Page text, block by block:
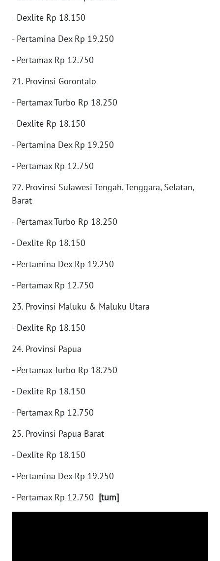
- Dexlite Rp 18.150
- Pertamina Dex Rp 19.250
- Pertamax Rp 12.750
21. Provinsi Gorontalo
- Pertamax Turbo Rp 18.250
- Dexlite Rp 18.150
- Pertamina Dex Rp 19.250
- Pertamax Rp 12.750
22. Provinsi Sulawesi Tengah, Tenggara, Selatan,
Barat
- Pertamax Turbo Rp 18.250
- Dexlite Rp 18.150
- Pertamina Dex Rp 19.250
- Pertamax Rp 12.750
23. Provinsi Maluku & Maluku Utara
- Dexlite Rp 18.150
24. Provinsi Papua
- Pertamax Turbo Rp 18.250
- Dexlite Rp 18.150
- Pertamax Rp 12.750
25. Provinsi Papua Barat
- Dexlite Rp 18.150
- Pertamina Dex Rp 19.250
- Pertamax Rp 12.750 [tum]
SUBANG
SUKABUMI
WN
WN
TIMUR
WN
WN
WN
BOROBUDUR
MADURA
SURABAYA
WN
WN
BINTAN
MANDALIKA
WN
WN